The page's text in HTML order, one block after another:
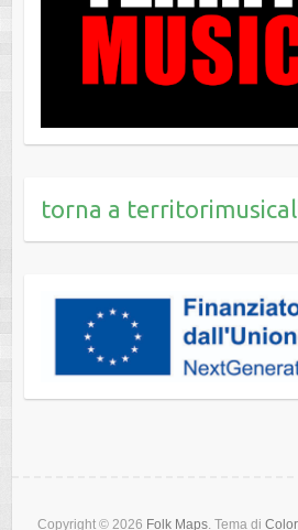
torna a
Copyright © 2026 Folk Maps. Tema di